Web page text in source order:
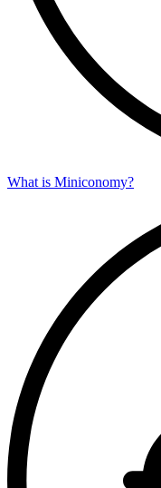
What is Miniconomy?